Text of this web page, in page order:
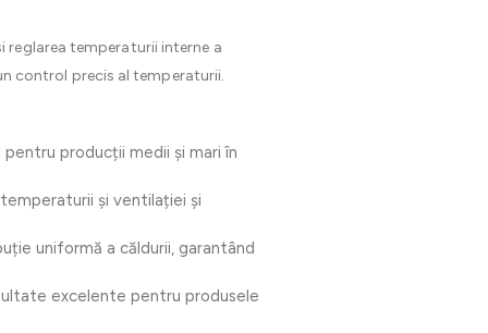
reglarea temperaturii interne a
control precis al temperaturii.
producții medii și mari în
și ventilației și
uniformă a căldurii, garantând
excelente pentru produsele